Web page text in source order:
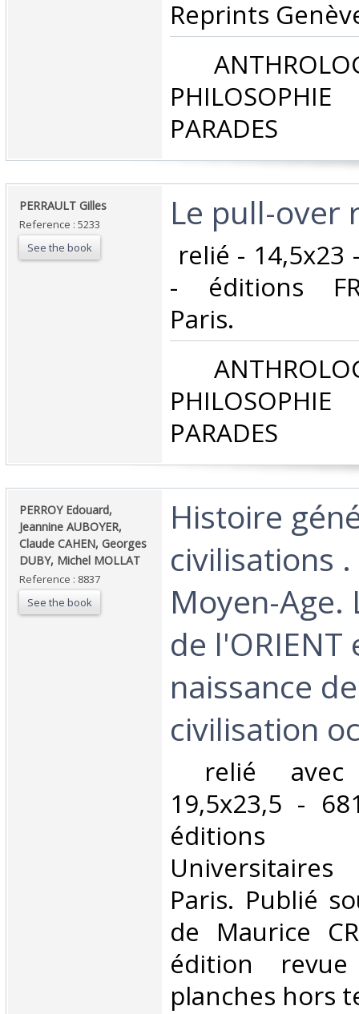
Reprints
PHILOSOPHIE
PARADES‎
‎PERRAULT Gilles‎
Reference : 5233
See the book
‎Le pull-over
relié -
- éditions
Paris.‎
PHILOSOPHIE
PARADES‎
‎PERROY Edouard,
Jeannine AUBOYER,
Claude CAHEN, Georges
DUBY, Michel MOLLAT‎
Reference : 8837
See the book
‎Histoire
civilisations
Moyen-Age.
de l'ORIENT
naissance
civilisation
relié
19,5x23,5 -
éditions
Paris. Publié
de Maurice
édition
planches hors